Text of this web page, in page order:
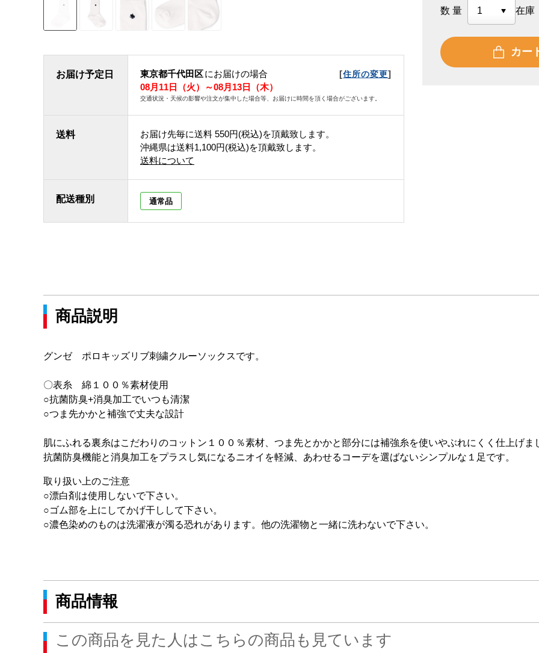
お届け予定日 東京都千代田区にお届けの場合 [住所の変更]
08月11日（火）～08月13日（木）
交通状況・天候の影響や注文が集中した場合等、お届けに時間を頂く場合がございます。
送料 お届け先毎に送料 550円(税込)を頂戴致します。
沖縄県は送料1,100円(税込)を頂戴致します。
送料について
配送種別 通常品
数量 在庫
カー
商品説明
グンゼ ポロキッズリブ刺繍クルーソックスです。
〇表糸 綿１００％素材使用
○抗菌防臭+消臭加工でいつも清潔
○つま先かかと補強で丈夫な設計
肌にふれる裏糸はこだわりのコットン１００％素材、つま先とかかと部分には補強糸を使いやぶれにくく仕上げま
抗菌防臭機能と消臭加工をプラスし気になるニオイを軽減、あわせるコーデを選ばないシンプルな１足です。
取り扱い上のご注意
○漂白剤は使用しないで下さい。
○ゴム部を上にしてかげ干しして下さい。
○濃色染めのものは洗濯液が濁る恐れがあります。他の洗濯物と一緒に洗わないで下さい。
商品情報
この商品を見た人はこちらの商品も見ています